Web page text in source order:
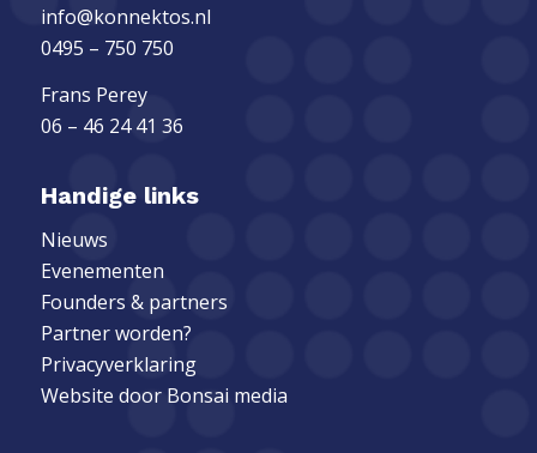
info@konnektos.nl
0495 – 750 750
Frans Perey
06 – 46 24 41 36
Handige links
Nieuws
Evenementen
Founders & partners
Partner worden?
Privacyverklaring
Website door Bonsai media